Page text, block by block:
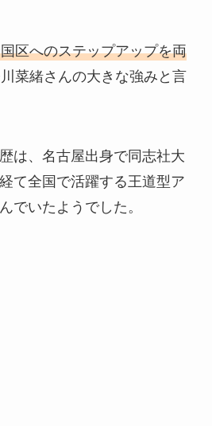
区へのステップアップを両
菜緒さんの大きな強みと言
は、名古屋出身で同志社大
て全国で活躍する王道型ア
でいたようでした。